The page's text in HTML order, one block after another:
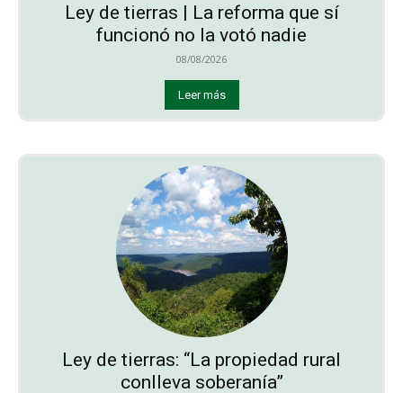
Ley de tierras | La reforma que sí
funcionó no la votó nadie
08/08/2026
Leer más
Ley de tierras: “La propiedad rural
conlleva soberanía”